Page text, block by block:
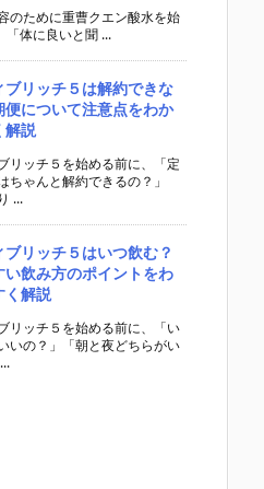
のために重曹クエン酸水を始
「体に良いと聞 ...
ブリッチ５は解約できな
便について注意点をわか
解説
リッチ５を始める前に、「定
ちゃんと解約できるの？」
...
ブリッチ５はいつ飲む？
い飲み方のポイントをわ
く解説
リッチ５を始める前に、「い
いの？」「朝と夜どちらがい